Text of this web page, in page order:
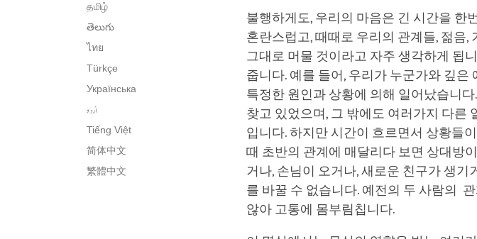
தமிழ்
తెలుగు
ไทย
Türkçe
Українська
اُردو
Tiếng Việt
简体中文
繁體中文
불행하게도, 우리의 마음은 긴 시간을 한
혼란스럽고, 때때로 우리의 관계들, 젊음
그대로 머물 것이라고 자주 생각하게 됩
줍니다. 예를 들어, 우리가 누군가와 깊
특정한 원인과 상황에 의해 일어났습니
찾고 있었으며, 그 밖에도 여러가지 다른
입니다. 하지만 시간이 흐르면서 상황들
때 초반의 관계에 매달리다 보면 상대방
거나, 손님이 오거나, 새로운 친구가 생기
를 바꿀 수 없습니다. 예전의 두 사람의
않아 고통에 몸부림칩니다.